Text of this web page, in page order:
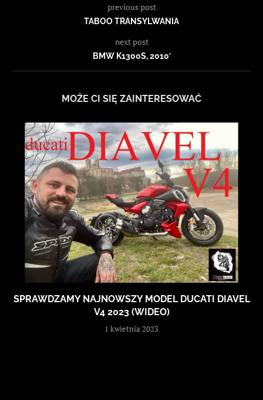
previous post
TABOO TRANSYLWANIA
next post
BMW K1300S, 2010′
MOŻE CI SIĘ ZAINTERESOWAĆ
SPRAWDZAMY NAJNOWSZY MODEL DUCATI DIAVEL
V4 2023 (WIDEO)
1 kwietnia 2023